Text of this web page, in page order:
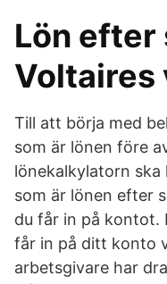
Lön efter
Voltaires
Till att börja med
som är lönen före
lönekalkylatorn
som är lönen efter
du får in på kontot.
får in på ditt konto
arbetsgivare har